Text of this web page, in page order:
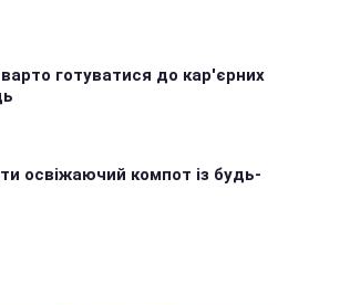
готуватися до кар'єрних
освіжаючий компот із будь-